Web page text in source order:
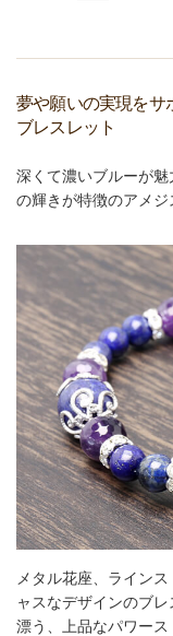
夢や願いの実現をサ
ブレスレット
深くて濃いブルーが
の輝きが特徴のアメジ
メタル花座、ライン
ャスなデザインのブ
漂う、上品なパワース